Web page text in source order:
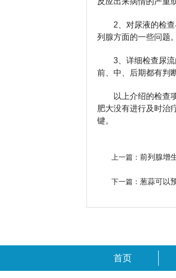
2、对尿液的检
列腺方面的一些问题。
3、详细检查尿
前、中、后期都有判
以上介绍的检查
肥大没有进行及时治
键。
上一篇： 前列腺增
下一篇： 葱蒜可以
首页